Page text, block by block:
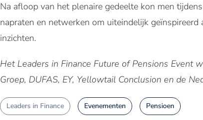
Na afloop van het plenaire gedeelte kon men
napraten en netwerken om uiteindelijk
inzichten.
Het Leaders in Finance Future of Pensions Event
Groep, DUFAS, EY, Yellowtail Conclusion en de
Leaders in Finance Evenementen Pensioen